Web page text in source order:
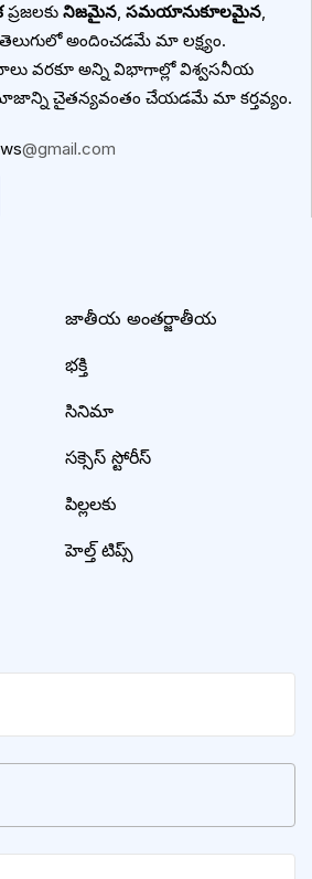
ప్రజలకు నిజమైన, సమయానుకూలమైన,
అందించడమే మా లక్ష్యం.
వరకూ అన్ని విభాగాల్లో విశ్వసనీయ
చైతన్యవంతం చేయడమే మా కర్తవ్యం.
@gmail.com
జాతీయ అంతర్జాతీయ
భక్తి
సినిమా
సక్సెస్ స్టోరీస్
పిల్లలకు
హెల్త్ టిప్స్